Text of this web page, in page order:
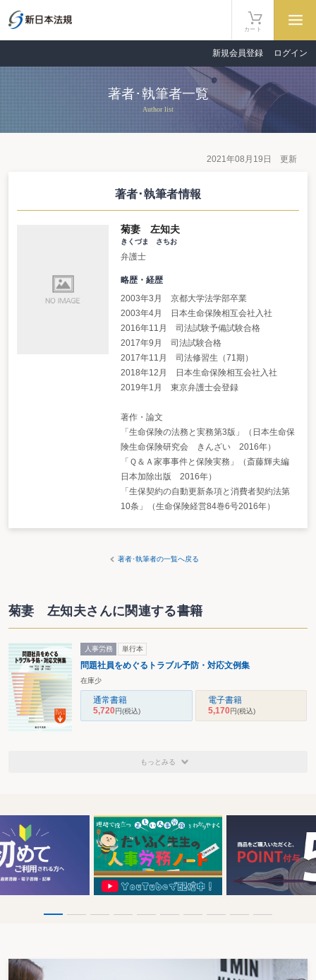
カート
新規会員登録 ログイン
著者･執筆者一覧
Author list
2021年08月19日 更新
著者･執筆者情報
菊妻 左知夫
きくづま さちお
弁護士
略歴・経歴
2003年3月 京都大学法学部卒業
2003年4月 日本生命保険相互会社入社
2016年11月 司法試験予備試験合格
2017年9月 司法試験合格
2017年11月 司法修習生（71期）
2018年12月 日本生命保険相互会社入社
2019年1月 東京弁護士会登録
著作・論文
「生命保険の法務と実務第3版」（日本生命保
険生命保険研究会 きんざい 2016年）
「Ｑ＆Ａ家事事件と保険実務」（斎藤輝夫編
日本加除出版 2016年）
「生保契約の自動更新条項と消費者契約法第
10条」（生命保険経営84巻6号2016年）
著者･執筆者の一覧へ戻る
菊妻 左知夫さんに関連する書籍
人事労務 単行本
問題社員をめぐるトラブル予防・対応文例集
在庫少
通常書籍
5,720円(税込)
電子書籍
5,170円(税込)
もっとみる